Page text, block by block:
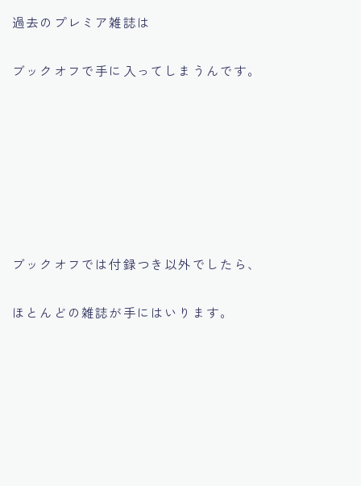
過去のプレミア雑誌は
ブックオフで手に入ってしまうんです。
ブックオフでは付録つき以外でしたら、
ほとんどの雑誌が手にはいります。